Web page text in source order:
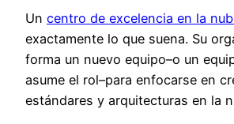
Un centro de excelencia en la
exactamente lo que suena. Su
forma un nuevo equipo–o un
asume el rol–para enfocarse en
estándares y arquitecturas en la